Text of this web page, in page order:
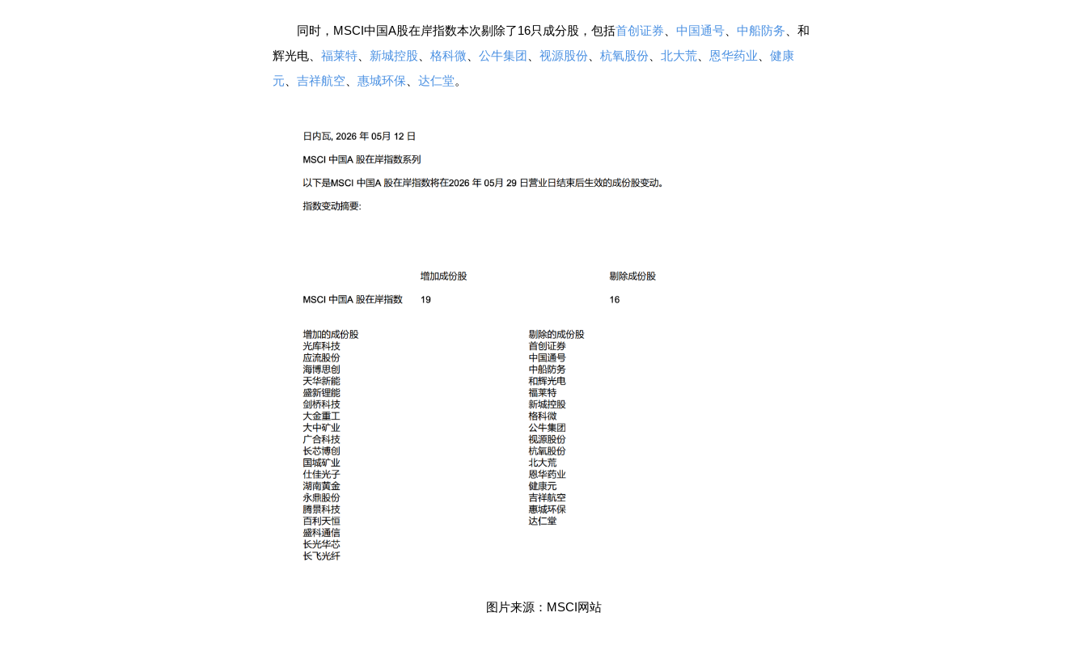
同时，MSCI中国A股在岸指数本次剔除了16只成分股，包括首创证券、 中国通号、 中船防务、和
辉光电、 福莱特、 新城控股、 格科微、 公牛集团 、 视源股份、 杭氧股份、 北大荒、 恩华药业、 健康
元、 吉祥航空、 惠城环保、 达仁堂。
图片来源：MSCI网站